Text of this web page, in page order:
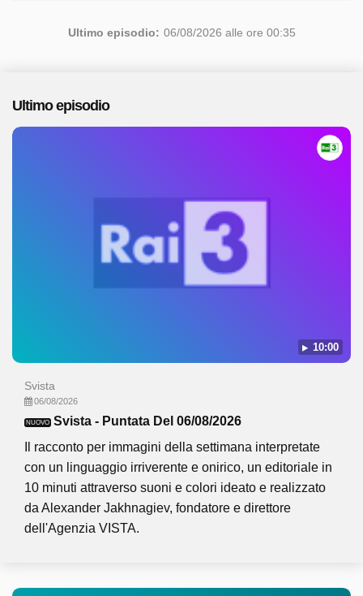
Ultimo episodio: 06/08/2026 alle ore 00:35
Ultimo episodio
10:00
Svista
06/08/2026
NUOVO Svista - Puntata Del 06/08/2026
Il racconto per immagini della settimana interpretate
con un linguaggio irriverente e onirico, un editoriale in
10 minuti attraverso suoni e colori ideato e realizzato
da Alexander Jakhnagiev, fondatore e direttore
dell'Agenzia VISTA.